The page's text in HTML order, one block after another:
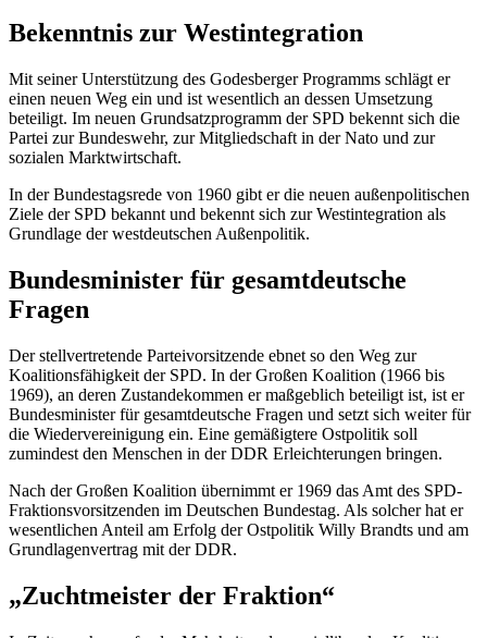
Bekenntnis zur Westintegration
Mit seiner Unterstützung des Godesberger Programms schlägt er
einen neuen Weg ein und ist wesentlich an dessen Umsetzung
beteiligt. Im neuen Grundsatzprogramm der SPD bekennt sich die
Partei zur Bundeswehr, zur Mitgliedschaft in der Nato und zur
sozialen Marktwirtschaft.
In der Bundestagsrede von 1960 gibt er die neuen außenpolitischen
Ziele der SPD bekannt und bekennt sich zur Westintegration als
Grundlage der westdeutschen Außenpolitik.
Bundesminister für gesamtdeutsche
Fragen
Der stellvertretende Parteivorsitzende ebnet so den Weg zur
Koalitionsfähigkeit der SPD. In der Großen Koalition (1966 bis
1969), an deren Zustandekommen er maßgeblich beteiligt ist, ist er
Bundesminister für gesamtdeutsche Fragen und setzt sich weiter für
die Wiedervereinigung ein. Eine gemäßigtere Ostpolitik soll
zumindest den Menschen in der DDR Erleichterungen bringen.
Nach der Großen Koalition übernimmt er 1969 das Amt des SPD-
Fraktionsvorsitzenden im Deutschen Bundestag. Als solcher hat er
wesentlichen Anteil am Erfolg der Ostpolitik Willy Brandts und am
Grundlagenvertrag mit der DDR.
„Zuchtmeister der Fraktion“